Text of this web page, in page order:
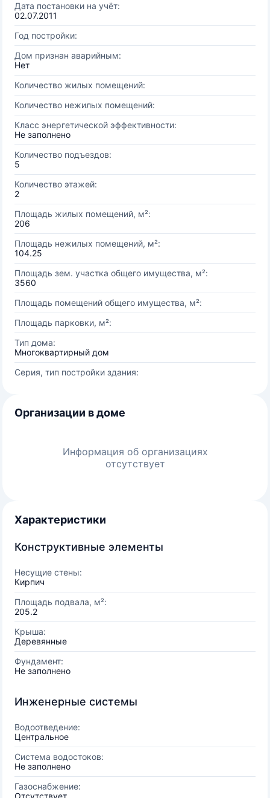
Дата постановки на учёт:
02.07.2011
Год постройки:
Дом признан аварийным:
Нет
Количество жилых помещений:
Количество нежилых помещений:
Класс энергетической эффективности:
Не заполнено
Количество подъездов:
5
Количество этажей:
2
Площадь жилых помещений, м²:
206
Площадь нежилых помещений, м²:
104.25
Площадь зем. участка общего имущества, м²:
3560
Площадь помещений общего имущества, м²:
Площадь парковки, м²:
Тип дома:
Многоквартирный дом
Серия, тип постройки здания:
Организации в доме
Информация об организациях
отсутствует
Характеристики
Конструктивные элементы
Несущие стены:
Кирпич
Площадь подвала, м²:
205.2
Крыша:
Деревянные
Фундамент:
Не заполнено
Инженерные системы
Водоотведение:
Центральное
Система водостоков:
Не заполнено
Газоснабжение:
Отсутствует